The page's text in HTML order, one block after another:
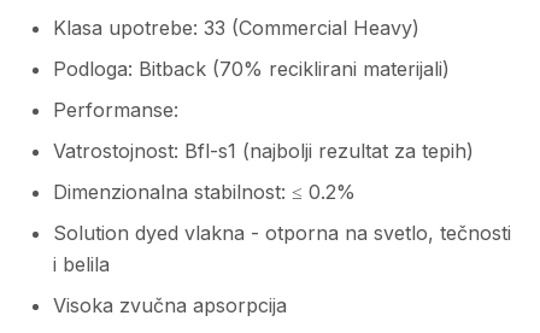
Klasa upotrebe: 33 (Commercial Heavy)
Podloga: Bitback (70% reciklirani materijali)
Performanse:
Vatrostojnost: Bfl-s1 (najbolji rezultat za tepih)
Dimenzionalna stabilnost: ≤ 0.2%
Solution dyed vlakna - otporna na svetlo, tečnosti
i belila
Visoka zvučna apsorpcija